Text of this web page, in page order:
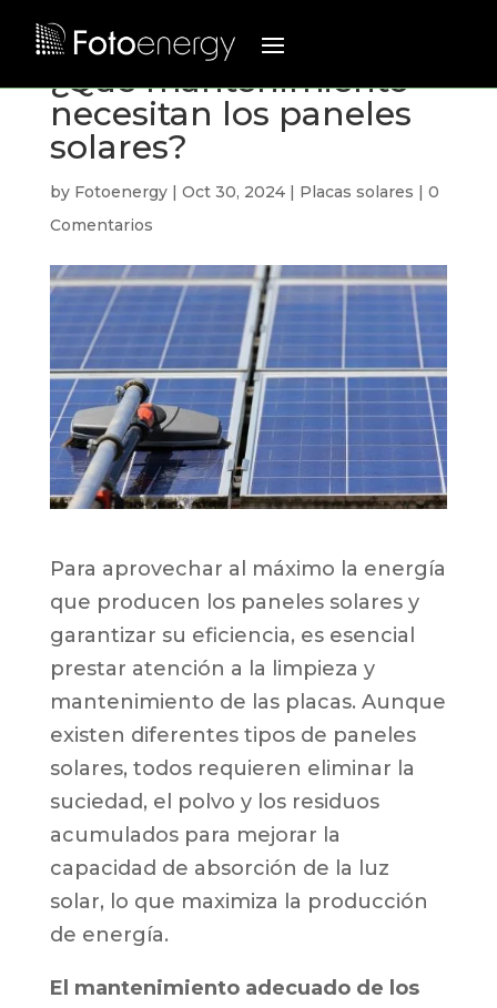
¿Qué mantenimiento
necesitan los paneles
solares?
by Fotoenergy| Oct 30, 2024| Placas solares | 0
Comentarios
Para aprovechar al máximo la energía
que producen los paneles solares y
garantizar su eficiencia, es esencial
prestar atención a la limpieza y
mantenimiento de las placas. Aunque
existen diferentes tipos de paneles
solares, todos requieren eliminar la
suciedad, el polvo y los residuos
acumulados para mejorar la
capacidad de absorción de la luz
solar, lo que maximiza la producción
de energía.
El mantenimiento adecuado de los